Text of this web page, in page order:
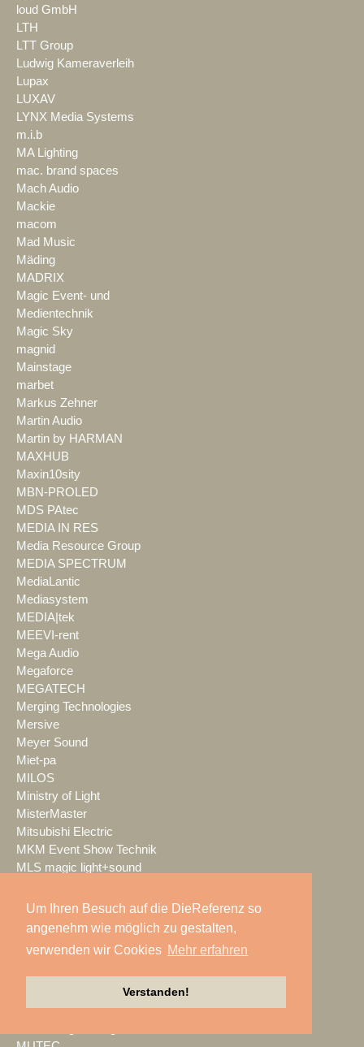
Um Ihren Besuch auf die DieReferenz so
angenehm wie möglich zu gestalten,
verwenden wir Cookies Mehr erfahren
Verstanden!
loud GmbH
LTH
LTT Group
Ludwig Kameraverleih
Lupax
LUXAV
LYNX Media Systems
m.i.b
MA Lighting
mac. brand spaces
Mach Audio
Mackie
macom
Mad Music
Mäding
MADRIX
Magic Event- und
Medientechnik
Magic Sky
magnid
Mainstage
marbet
Markus Zehner
Martin Audio
Martin by HARMAN
MAXHUB
Maxin10sity
MBN-PROLED
MDS PAtec
MEDIA IN RES
Media Resource Group
MEDIA SPECTRUM
MediaLantic
Mediasystem
MEDIA|tek
MEEVI-rent
Mega Audio
Megaforce
MEGATECH
Merging Technologies
Mersive
Meyer Sound
Miet-pa
MILOS
Ministry of Light
MisterMaster
Mitsubishi Electric
MKM Event Show Technik
MLS magic light+sound
Modulo Pi
MONACOR INTERNATIONAL
Moonlight
MOTION GROUP
Movecat
Müller BBM